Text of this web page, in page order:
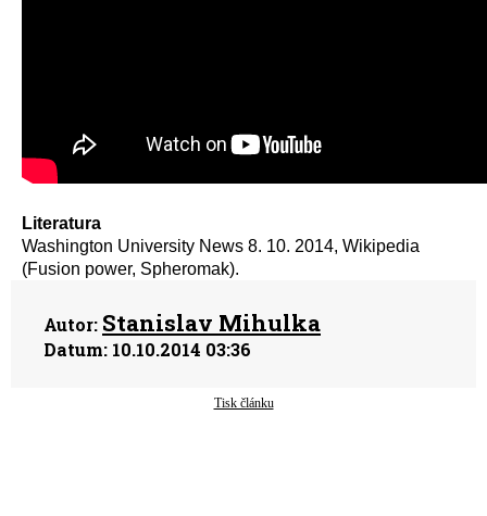
Literatura
Washington University News 8. 10. 2014, Wikipedia
(Fusion power, Spheromak).
Autor: Stanislav Mihulka
Datum: 10.10.2014 03:36
Tisk článku